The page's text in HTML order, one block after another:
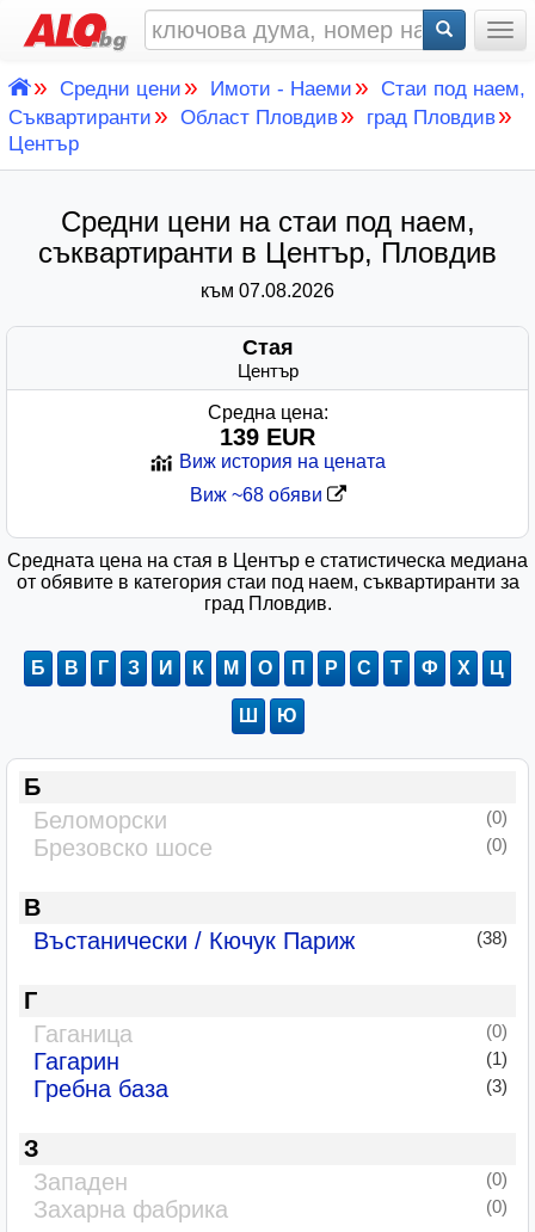
» Средни цени » Имоти - Наеми »
Стаи под наем,
Съквартиранти » Област Пловдив» град Пловдив»
Център
Средни цени на стаи под наем,
съквартиранти в Център, Пловдив
към 07.08.2026
Стая
Център
Средна цена:
139 EUR
Виж история на цената
Виж ~68 обяви
Средната цена на стая в Център е статистическа медиана
от обявите в категория стаи под наем, съквартиранти за
град Пловдив.
Б В Г З И К М О П Р С Т Ф Х Ц
Ш Ю
Б
Беломорски
(0)
Брезовско шосе (0)
В
Въстанически / Кючук Париж
(38)
Г
Гаганица
(0)
Гагарин (1)
Гребна база (3)
З
Западен
(0)
Захарна фабрика (0)